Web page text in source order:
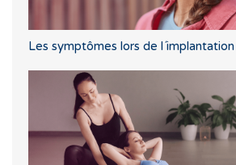
Les symptômes lors de